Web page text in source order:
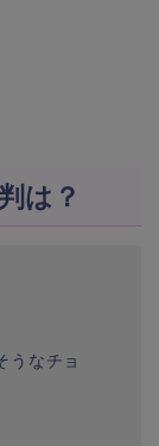
は？
うなチョ